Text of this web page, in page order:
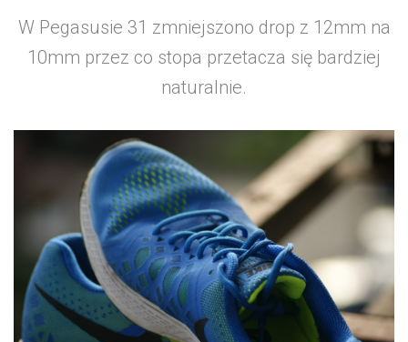
W Pegasusie 31 zmniejszono drop z 12mm na
10mm przez co stopa przetacza się bardziej
naturalnie.